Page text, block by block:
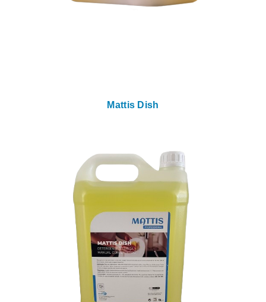
Mattis Dish